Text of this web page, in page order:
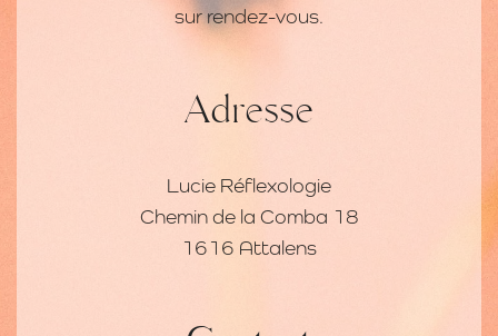
sur rendez-vous.
Adresse
Lucie Réflexologie
Chemin de la Comba 18
1616 Attalens